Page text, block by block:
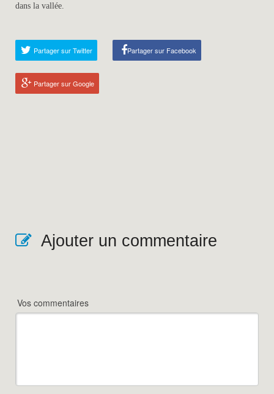
dans la vallée.
Partager sur Twitter Partager sur Facebook
Partager sur Google
Ajouter un commentaire
Vos commentaires